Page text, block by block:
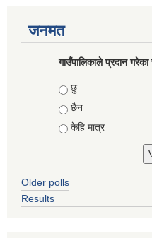
जनमत
गाउँपालिकाले प्रदान
Choices
छु
छैन
केहि मात्र
Older polls
Results